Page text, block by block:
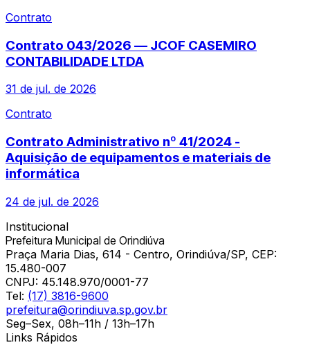
Contrato
Contrato 043/2026 — JCOF CASEMIRO
CONTABILIDADE LTDA
31 de jul. de 2026
Contrato
Contrato Administrativo nº 41/2024 -
Aquisição de equipamentos e materiais de
informática
24 de jul. de 2026
Institucional
Prefeitura Municipal de Orindiúva
Praça Maria Dias, 614 - Centro, Orindiúva/SP, CEP:
15.480-007
CNPJ: 45.148.970/0001-77
Tel: (17) 3816-9600
prefeitura@orindiuva.sp.gov.br
Seg–Sex, 08h–11h / 13h–17h
Links Rápidos